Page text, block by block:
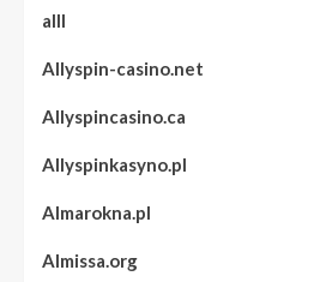
alll
Allyspin-casino.net
Allyspincasino.ca
Allyspinkasyno.pl
Almarokna.pl
Almissa.org